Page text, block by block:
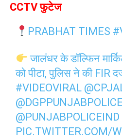
CCTV फुटेज
PRABHAT TIMES
जालंधर के डॉल्फिन
को पीटा, पुलिस ने की FIR
#VIDEOVIRAL
@DGPPUNJABPOLICE
@PUNJABPOLICEIND
PIC.TWITTER.COM/